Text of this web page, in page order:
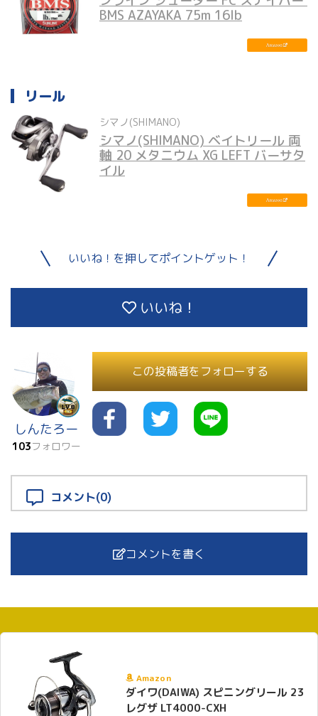
BMS AZAYAKA 75m 16lb
リール
シマノ(SHIMANO)
シマノ(SHIMANO) ベイトリール 両
軸 20 メタニウム XG LEFT バーサタ
イル
いいね！を押してポイントゲット！
いいね！
しんたろー
103フォロワー
この投稿者をフォローする
コメント(0)
コメントを書く
Amazon
ダイワ(DAIWA) スピニングリール 23
レグザ LT4000-CXH